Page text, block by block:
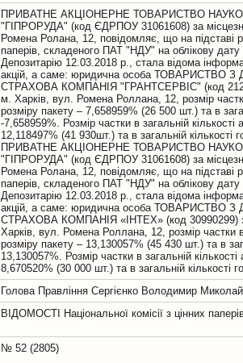
ПРИВАТНЕ АКЦІОНЕРНЕ ТОВАРИСТВО
"ГІПРОРУДА" (код ЄДРПОУ 31061608) за
Ромена Ролана, 12, повідомляє, що на підставі
паперів, складеного ПАТ "НДУ" на облікову
Депозитарію 12.03.2018 р., стала відома
акцій, а саме: юридична особа
СТРАХОВА КОМПАНІЯ "ГРАНТСЕРВІС" (код
м. Харків, вул. Ромена Роллана, 12, розмiр
розмiру пакету – 7,658959% (26 500 шт.) та в
-7,658959%. Розмiр частки в загальнiй кiлькостi
12,118497% (41 930шт.) та в загальнiй кiлькостi
ПРИВАТНЕ АКЦІОНЕРНЕ ТОВАРИСТВО
"ГІПРОРУДА" (код ЄДРПОУ 31061608) за
Ромена Ролана, 12, повідомляє, що на підставі
паперів, складеного ПАТ "НДУ" на облікову
Депозитарію 12.03.2018 р., стала відома
акцій, а саме: юридична особа
СТРАХОВА КОМПАНІЯ «ІНТЕХ» (код 30990299)
Харків, вул. Ромена Роллана, 12, розмiр частки
розмiру пакету – 13,130057% (45 430 шт.) та в
13,130057%. Розмiр частки в загальнiй
Голова Правління Сергієнко Володимир
ВІДОМОСТІ Національної комісії з цінних
№ 52 (2805)